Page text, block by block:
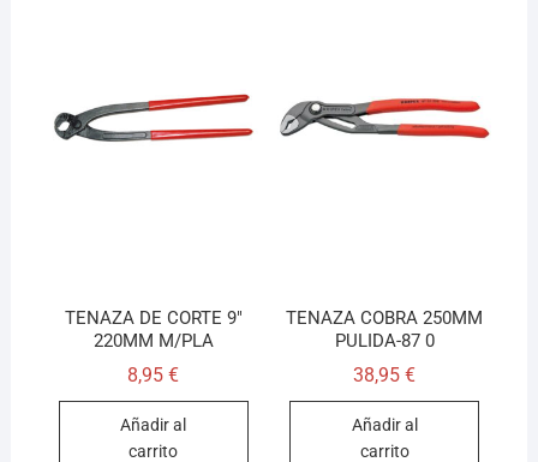
TENAZA DE CORTE 9″
220MM M/PLA
8,95€
Añadir al
carrito
TENAZA COBRA 250MM
PULIDA-87 0
38,95€
Añadir al
carrito